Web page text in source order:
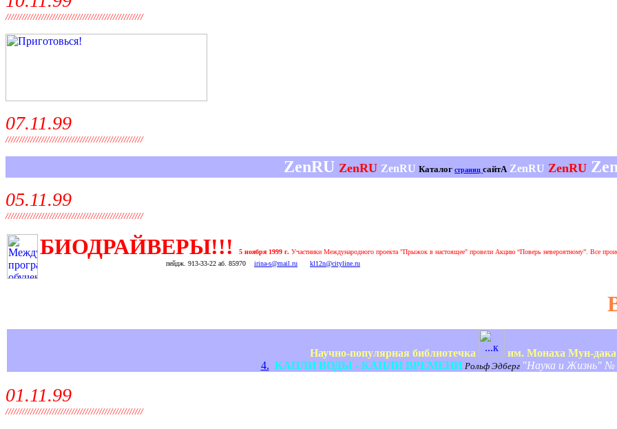
//////////////////////////////////////////////////
07.11.99
//////////////////////////////////////////////////
ZenRU ZenRU ZenRU Каталог страниц сайтА ZenRU ZenRU
05.11.99
//////////////////////////////////////////////////
БИОДРАЙВЕРЫ!!! 5 ноября 1999 г. Участники Международного проекта "Прыжок в настоящее" провели Акцию “Поверь невероятному”. Все
пейдж. 913-33-22 аб. 85970 irina-s@mail.ru kl12n@cityline.ru
Научно-популярная библиотечка
им. Монаха Мун-дака
4. КАПЛИ ВОДЫ - КАПЛИ ВРЕМЕНИ Рольф Эдберг "Наука и Жизнь" №
01.11.99
//////////////////////////////////////////////////